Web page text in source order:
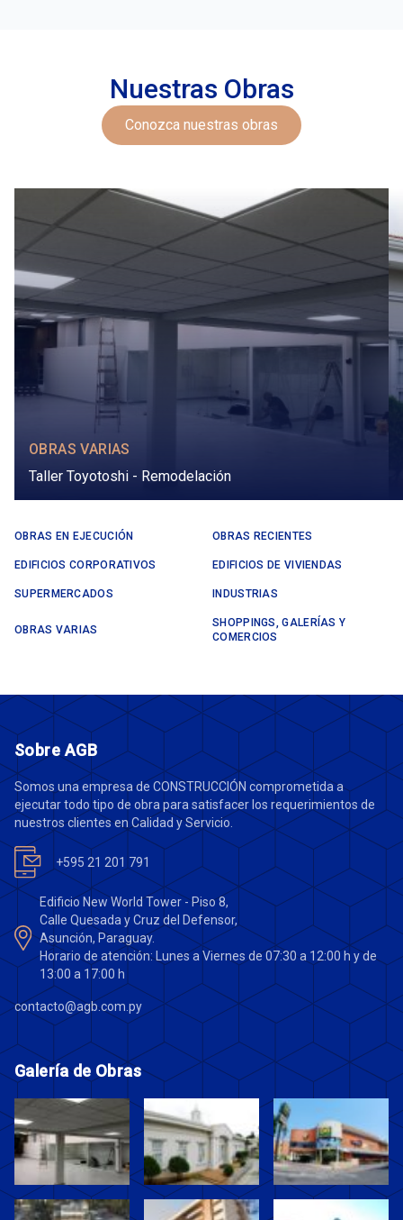
Nuestras Obras
Conozca nuestras obras
OBRAS VARIAS
Taller Toyotoshi - Remodelación
OBRAS EN EJECUCIÓN OBRAS RECIENTES
EDIFICIOS CORPORATIVOS EDIFICIOS DE VIVIENDAS
SUPERMERCADOS INDUSTRIAS
OBRAS VARIAS
SHOPPINGS, GALERÍAS Y
COMERCIOS
Sobre AGB
Somos una empresa de CONSTRUCCIÓN comprometida a
ejecutar todo tipo de obra para satisfacer los requerimientos de
nuestros clientes en Calidad y Servicio.
+595 21 201 791
Edificio New World Tower - Piso 8,
Calle Quesada y Cruz del Defensor,
Asunción, Paraguay.
Horario de atención: Lunes a Viernes de 07:30 a 12:00 h y de
13:00 a 17:00 h
contacto@agb.com.py
Galería de Obras